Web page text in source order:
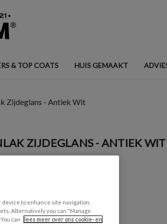
& TOP COATS HUIS GEMAAKT
Zijdeglans - Antiek Wit
ZIJDEGLANS - ANTIEK WIT
VOOR:
en schuttingen
device to enhance site navigation,
Alternatively you can "Manage
can
lees meer over ons cookie- en